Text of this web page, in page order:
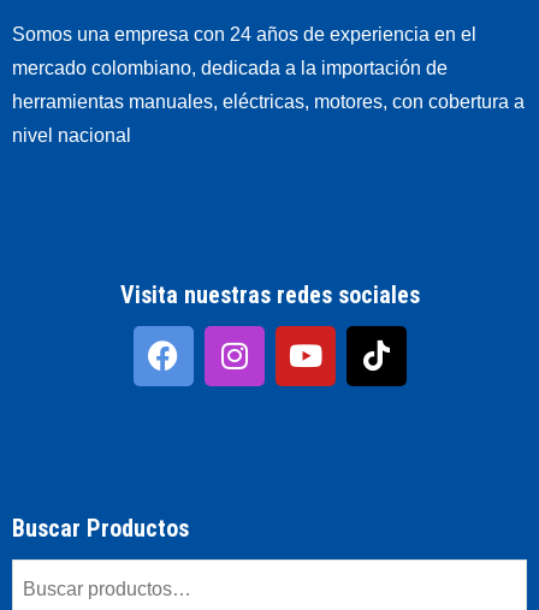
Somos una empresa con 24 años de experiencia en el
mercado colombiano, dedicada a la importación de
herramientas manuales, eléctricas, motores, con cobertura a
nivel nacional
Visita nuestras redes sociales
Buscar Productos